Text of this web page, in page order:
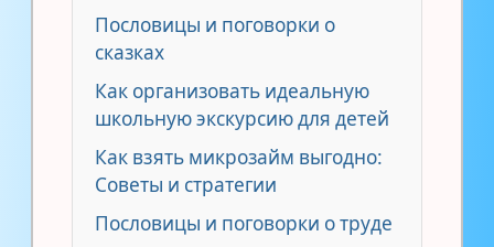
Пословицы и поговорки о
сказках
Как организовать идеальную
школьную экскурсию для детей
Как взять микрозайм выгодно:
Советы и стратегии
Пословицы и поговорки о труде